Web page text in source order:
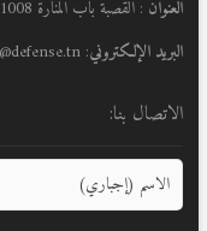
العنوان : القصبة باب المنارة 1008
البريد الإلكتروني: defcab@defense.tn
الاتصال بنا: